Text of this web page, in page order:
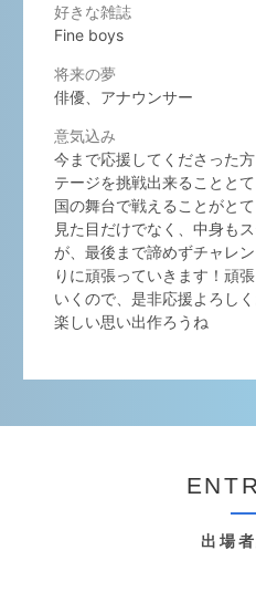
好きな雑誌
Fine boys
将来の夢
俳優、アナウンサー
意気込み
今まで応援してくださった
テージを挑戦出来ることと
国の舞台で戦えることがと
見た目だけでなく、中身も
が、最後まで諦めずチャレ
りに頑張っていきます！頑
いくので、是非応援よろし
楽しい思い出作ろうね
出場